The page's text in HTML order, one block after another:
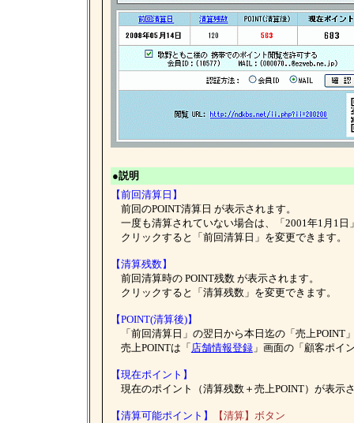
●説明
【前回清算日】
前回のPOINT清算日 が表示されます。
一度も清算されていない場合は、「2001年1月1
クリックすると「前回清算日」を変更できます。
【清算残数】
前回清算時の POINT残数 が表示されます。
クリックすると「清算残数」を変更できます。
【POINT(清算後)】
「前回清算日」の翌日から本日迄の「売上POINT
売上POINTは「 店舗情報登録」画面の「顧客ポイ
【現在ポイント】
現在のポイント（清算残数＋売上POINT）が表示
【清算可能ポイント】
【清算】ボタン